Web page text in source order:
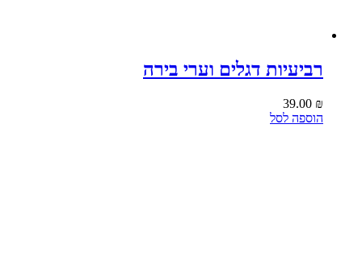
רביעיות דגלים וערי בירה
39.00 ₪
הוספה לסל